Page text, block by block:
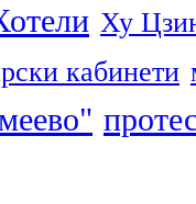
Ху
кабинети